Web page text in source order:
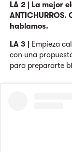
LA 2 | La mejor
hablamos.
LA 3 | Empieza
con una
para prepararte